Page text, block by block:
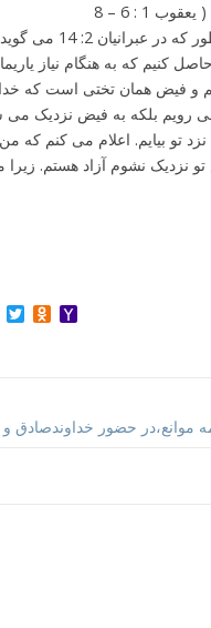
1 : 6 – 8
ما باید با جسارت به
کنیم که به هنگام نیاز
فیض همان تختی است که
رویم بلکه به فیض نزدیک می
تو بیایم. اعلام می کنم که
نزدیک نشوم آزاد هستم.
Facebook
TwitterOdnoklassniki